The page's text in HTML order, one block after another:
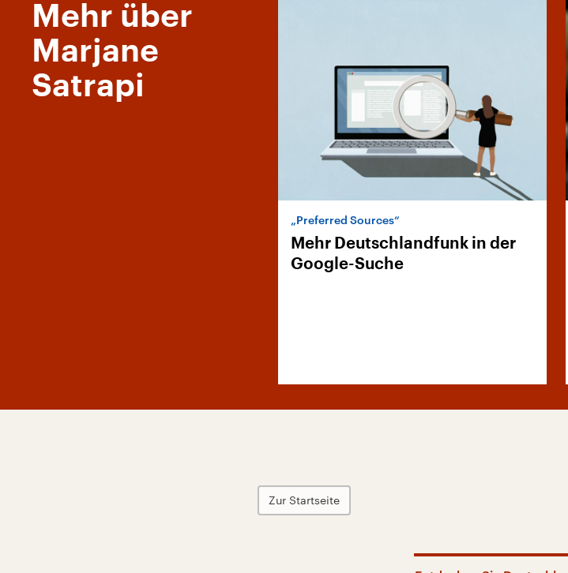
Mehr über
Marjane
Satrapi
„Preferred Sources“
Mehr Deutschlandfunk in der
Google-Suche
Zur Startseite